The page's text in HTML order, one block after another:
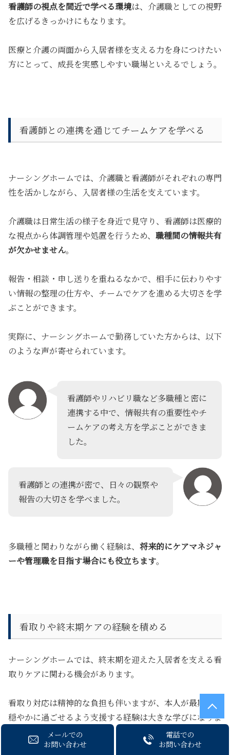
メールでの
お問い合わせ
電話での
お問い合わせ
看護師の視点を間近で学べる環境は、介護職としての視野
を広げるきっかけにもなります。
医療と介護の両面から入居者様を支える力を身につけたい
方にとって、成長を実感しやすい職場といえるでしょう。
看護師との連携を通じてチームケアを学べる
ナーシングホームでは、介護職と看護師がそれぞれの専門
性を活かしながら、入居者様の生活を支えています。
介護職は日常生活の様子を身近で見守り、看護師は医療的
な視点から体調管理や処置を行うため、 職種間の情報共有
が欠かせません。
報告・相談・申し送りを重ねるなかで、相手に伝わりやす
い情報の整理の仕方や、 チームでケアを進める大切さを学
ぶことができます。
実際に、ナーシングホームで勤務していた方からは、以下
のような声が寄せられています。
看護師やリハビリ職など多職種と密に
連携する中で、情報共有の重要性やチ
ームケアの考え方を学ぶことができま
した。
看護師との連携が密で、日々の観察や
報告の大切さを学べました。
多職種と関わりながら働く経験は、 将来的にケアマネジャ
ーや管理職を目指す場合にも役立ちます。
看取りや終末期ケアの経験を積める
ナーシングホームでは、終末期を迎えた入居者を支える看
取りケアに関わる機会があります。
看取り対応は精神的な負担も伴いますが、 本人が最期まで
穏やかに過ごせるよう支援する経験は大きな学びになりま